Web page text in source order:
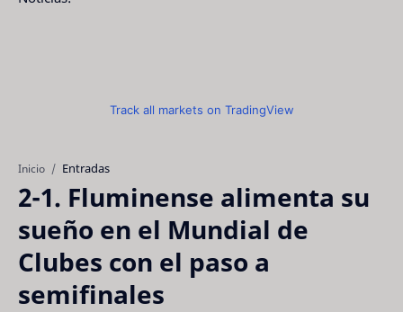
Track all markets on TradingView
Inicio Entradas
2-1. Fluminense alimenta su
sueño en el Mundial de
Clubes con el paso a
semifinales